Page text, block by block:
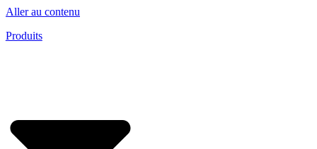
Aller au contenu
Produits